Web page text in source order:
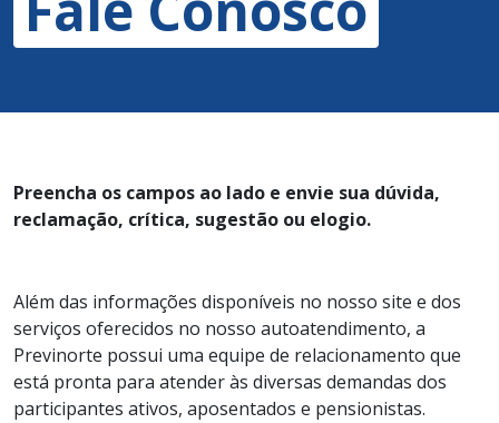
Preencha os campos ao lado e envie sua dúvida,
reclamação, crítica, sugestão ou elogio.
Além das informações disponíveis no nosso site e dos
serviços oferecidos no nosso autoatendimento, a
Previnorte possui uma equipe de relacionamento que
está pronta para atender às diversas demandas dos
participantes ativos, aposentados e pensionistas.